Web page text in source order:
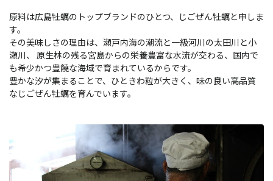
原料は広島牡蠣のトップブランドのひとつ、じごぜん牡蠣と申しま
す。
その美味しさの理由は、瀬戸内海の潮流と一級河川の太田川と小
瀬川、 原生林の残る宮島からの栄養豊富な水流が交わる、国内で
も希少かつ豊饒な海域で育まれているからです。
豊かな汐が集まることで、ひときわ粒が大きく、味の良い高品質
なじごぜん牡蠣を育んでいます。